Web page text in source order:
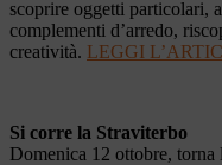
scoprire oggetti particolari,
complementi d’arredo,
creatività. LEGGI
Si corre la Straviterbo
Domenica 12 ottobre, torna